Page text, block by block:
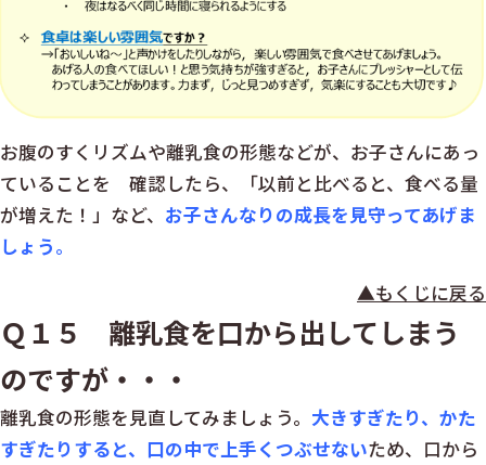
お腹のすくリズムや離乳食の形態などが、お子さんにあっ
ていることを 確認したら、「以前と比べると、食べる量
が増えた！」など、 お子さんなりの成長を見守ってあげま
しょう。
▲もくじに戻る
Ｑ１５ 離乳食を口から出してしまう
のですが・・・
離乳食の形態を見直してみましょう。 大きすぎたり、かた
すぎたりすると、口の中で上手くつぶせないため、口から